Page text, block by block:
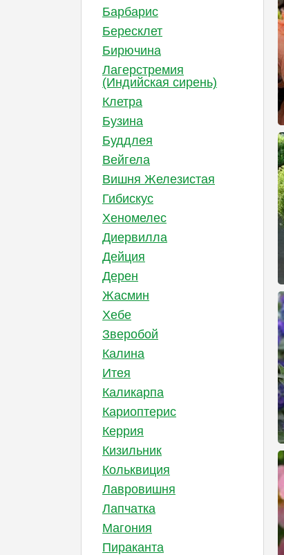
Барбарис
Бересклет
Бирючина
Лагерстремия
(Индийская сирень)
Клетра
Бузина
Буддлея
Вейгела
Вишня Железистая
Гибискус
Хеномелес
Диервилла
Дейция
Дерен
Жасмин
Хебе
Зверобой
Калина
Итея
Каликарпа
Кариоптерис
Керрия
Кизильник
Кольквиция
Лавровишня
Лапчатка
Магония
Пираканта